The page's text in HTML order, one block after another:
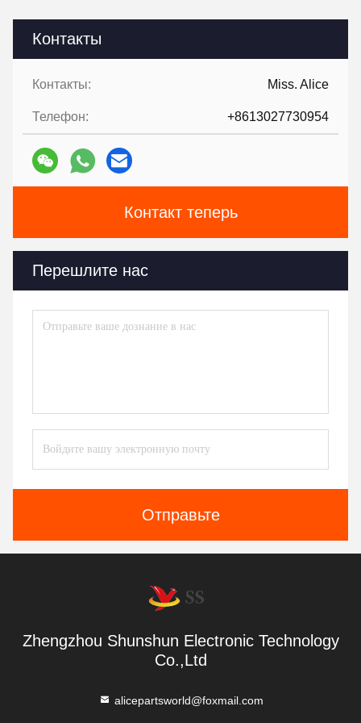
Контакты
Контакты: Miss. Alice
Телефон: +8613027730954
Контакт теперь
Перешлите нас
Отправьте
Zhengzhou Shunshun Electronic Technology
Co.,Ltd
alicepartsworld@foxmail.com